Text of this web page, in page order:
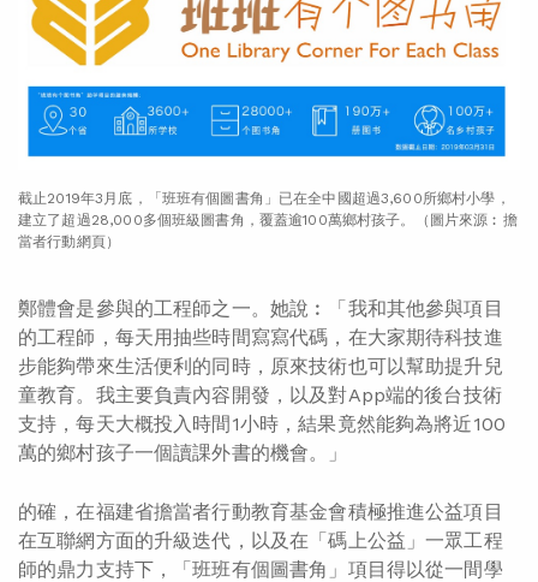
截止2019年3月底，「班班有個圖書角」已在全中國超過3,600所鄉村小學，
建立了超過28,000多個班級圖書角，覆蓋逾100萬鄉村孩子。（圖片來源︰擔
當者行動網頁）
鄭體會是參與的工程師之一。她說︰「我和其他參與項目
的工程師，每天用抽些時間寫寫代碼，在大家期待科技進
步能夠帶來生活便利的同時，原來技術也可以幫助提升兒
童教育。我主要負責內容開發，以及對App端的後台技術
支持，每天大概投入時間1小時，結果竟然能夠為將近100
萬的鄉村孩子一個讀課外書的機會。」
的確，在福建省擔當者行動教育基金會積極推進公益項目
在互聯網方面的升級迭代，以及在「碼上公益」一眾工程
師的鼎力支持下，「班班有個圖書角」項目得以從一間學